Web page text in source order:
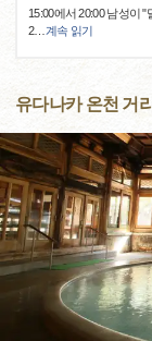
15:00에서 20:00 남성이
2… 계속 읽기
유다나카 온천 거